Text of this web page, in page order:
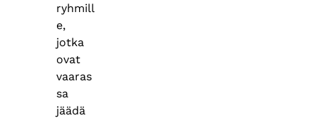
ryhmill
e,
jotka
ovat
vaaras
sa
jäädä